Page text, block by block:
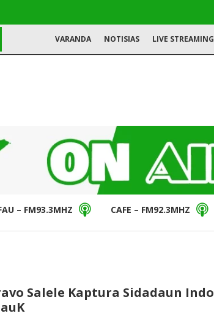
VARANDA NOTISIAS LIVE STREAMING
– FM93.3MHZ CAFE – FM92.3MHZ
Salele Kaptura Sidadaun